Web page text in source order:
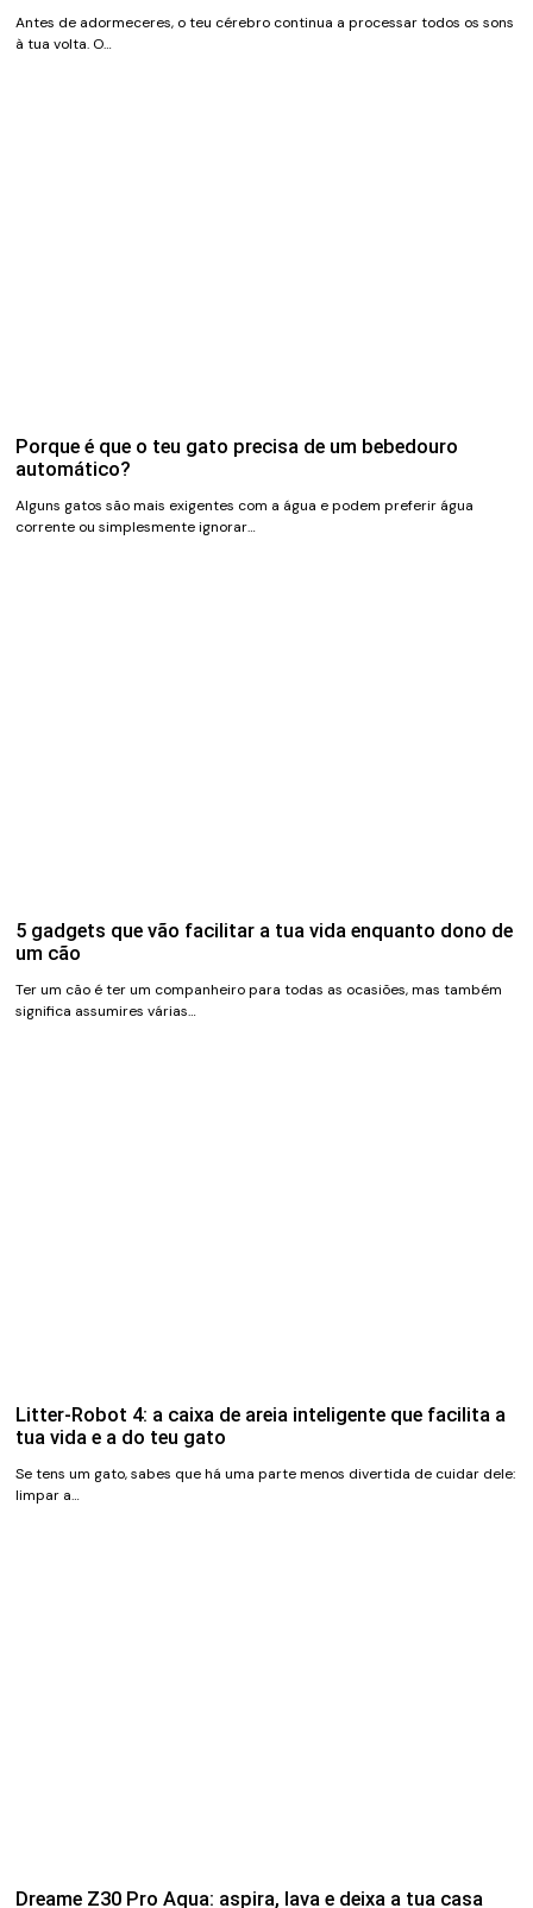
Antes de adormeceres, o teu cérebro continua a processar todos os sons
à tua volta. O…
Porque é que o teu gato precisa de um bebedouro
automático?
Alguns gatos são mais exigentes com a água e podem preferir água
corrente ou simplesmente ignorar…
5 gadgets que vão facilitar a tua vida enquanto dono de
um cão
Ter um cão é ter um companheiro para todas as ocasiões, mas também
significa assumires várias…
Litter-Robot 4: a caixa de areia inteligente que facilita a
tua vida e a do teu gato
Se tens um gato, sabes que há uma parte menos divertida de cuidar dele:
limpar a…
Dreame Z30 Pro Aqua: aspira, lava e deixa a tua casa